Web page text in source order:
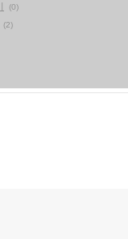
(0)
(2)